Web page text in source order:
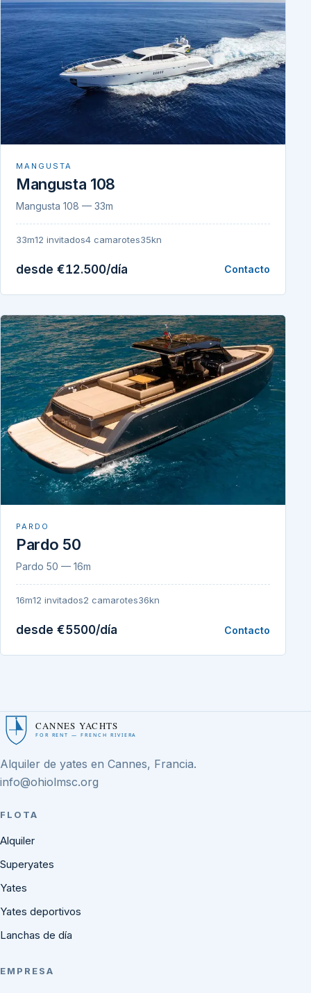
MANGUSTA
Mangusta 108
Mangusta 108 — 33m
33m12 invitados4 camarotes35kn
desde €12.500/día Contacto
PARDO
Pardo 50
Pardo 50 — 16m
16m12 invitados2 camarotes36kn
desde €5500/día Contacto
CANNES YACHTS
FOR RENT — FRENCH RIVIERA
Alquiler de yates en Cannes, Francia.
info@ohiolmsc.org
FLOTA
Alquiler
Superyates
Yates
Yates deportivos
Lanchas de día
EMPRESA